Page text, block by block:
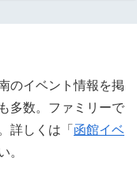
のイベント情報を掲
多数。ファミリーで
詳しくは「 函館イベ
。